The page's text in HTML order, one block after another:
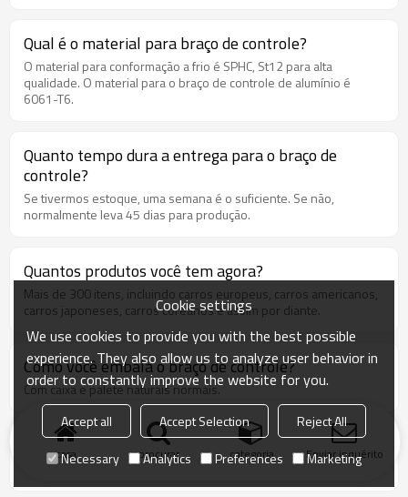
precise fazer manobras evasivas e nunca faça curvas. Ele também
pode afetar substancialmente o alinhamento frontal, dependendo
de quão desgastado está, o que afeta o quão reto o carro vai na
estrada e como ele responde ao comando da direção. As
extremidades frontais, embora sejam realmente robustas,
querer que dure mais um ano, mas é uma infeliz falsa economia
não substituir uma bucha de braço de controle.
Qual é o material para braço de controle?
O material para conformação a frio é SPHC, St12 para alta
qualidade. O material para o braço de controle de alumínio é
6061-T6.
Quanto tempo dura a entrega para o braço de
controle?
Se tivermos estoque, uma semana é o suficiente. Se não,
normalmente leva 45 dias para produção.
Quantos produtos você tem agora?
Mais de 300 itens, incluindo carros europeus, carros americanos,
carros japoneses, carros coreanos e assim por diante.
Como você embala o braço de controle?
Com caixa e palete naturais normais.
Quanto tempo é o tempo de garantia?
Abt. 2 ou 3 anos.
casa procurar categoria Enviar inquérito
Cookie settings
We use cookies to provide you with the best possible
experience. They also allow us to analyze user behavior in
order to constantly improve the website for you.
Accept all Accept Selection
Reject All
Necessary
Analytics Preferences Marketing